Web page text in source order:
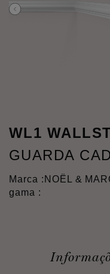
WL1
GUARDA
Marca : NOËL &
gama :